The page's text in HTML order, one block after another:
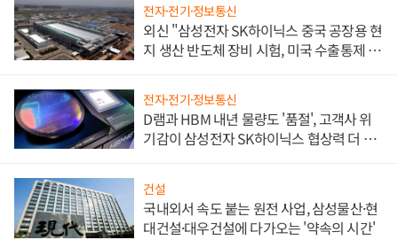
전자·전기·정보통신
외신 "삼성전자 SK하이닉스 중국 공장용 현
지 생산 반도체 장비 시험, 미국 수출통제 대
전자·전기·정보통신
D램과 HBM 내년 물량도 '품절', 고객사 위
기감이 삼성전자 SK하이닉스 협상력 더 키
건설
국내외서 속도 붙는 원전 사업, 삼성물산·현
대건설·대우건설에 다가오는 '약속의 시간'